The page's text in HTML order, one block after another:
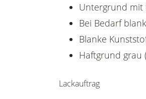
Untergrund mit
Bei Bedarf
Blanke
Haftgrund grau
Lackauftrag